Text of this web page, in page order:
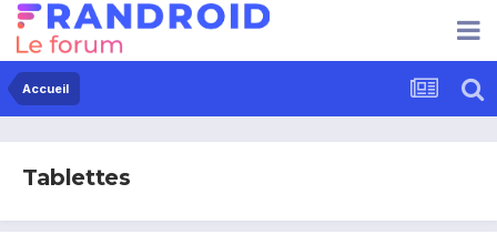
Accueil
Tablettes